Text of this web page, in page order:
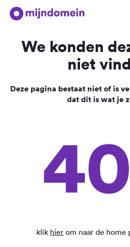
We konden
niet
Deze pagina bestaat niet of is
dat dit is wat je
klik hier om naar de home